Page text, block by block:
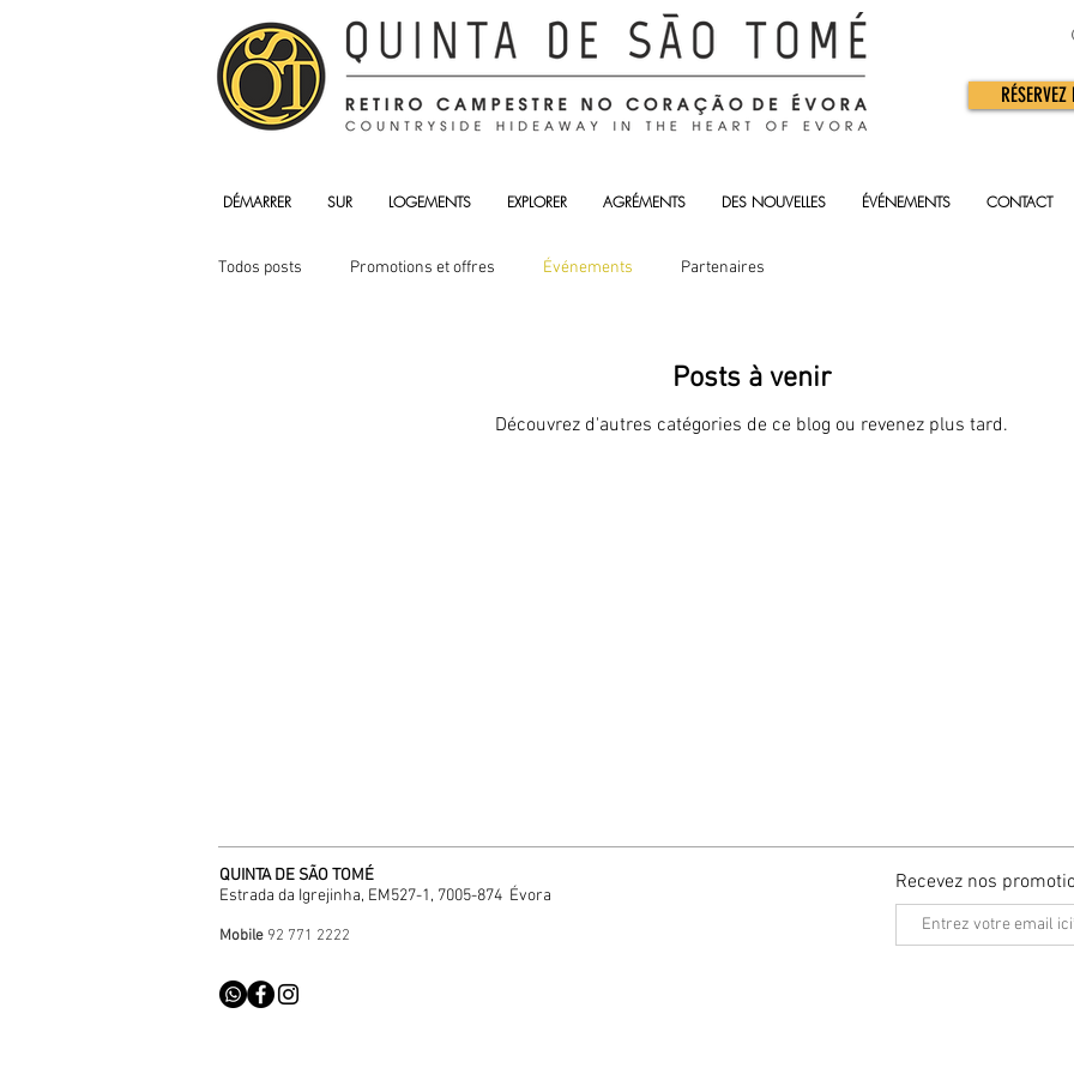
DÉMARRER SUR LOGEMENTS EXPLORER AGRÉMENTS DES NOUVELLES ÉVÉNEMENTS CONTACT
Todos posts Promotions et offres Événements Partenaires
Posts à venir
Découvrez d'autres catégories de ce blog ou revenez plus tard.
QUINTA DE SÃO TOMÉ
Estrada da Igrejinha, EM527-1, 7005-874 Évora
Mobile 92 771 2222
Recevez nos